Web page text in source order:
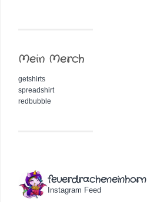
Mein Merch
getshirts
spreadshirt
redbubble
feuerdracheneinhorn
Instagram Feed